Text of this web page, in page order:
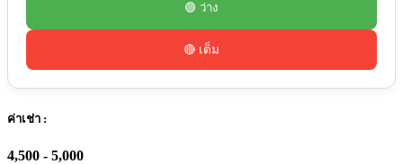
🟢 ว่าง
🔴 เต็ม
ค่าเช่า :
4,500 - 5,000